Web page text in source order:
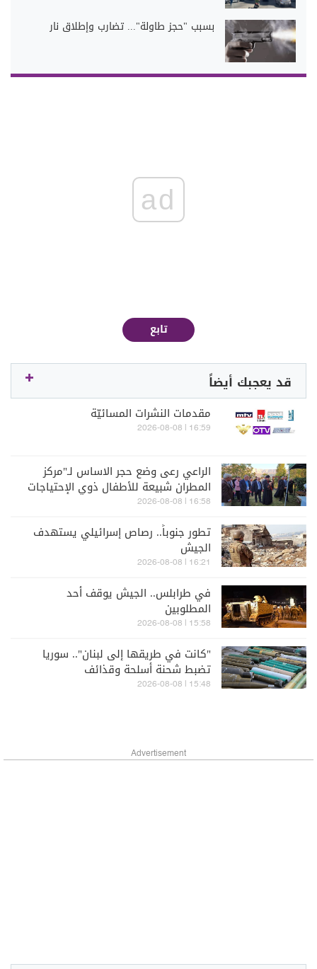
بسبب "حجز طاولة"... تضارب وإطلاق نار
ad
تابع
قد يعجبك أيضاً
مقدمات النشرات المسائيّة
16:59 | 2026-08-08
الراعي رعى وضع حجر الاساس لـ"مركز
المطران شبيعة للأطفال ذوي الإحتياجات
الخاصة" في بشري
16:58 | 2026-08-08
تطور جنوباً.. رصاص إسرائيلي يستهدف
الجيش
16:21 | 2026-08-08
في طرابلس.. الجيش يوقف أحد
المطلوبين
15:58 | 2026-08-08
"كانت في طريقها إلى لبنان".. سوريا
تضبط شحنة أسلحة وقذائف
15:48 | 2026-08-08
Advertisement